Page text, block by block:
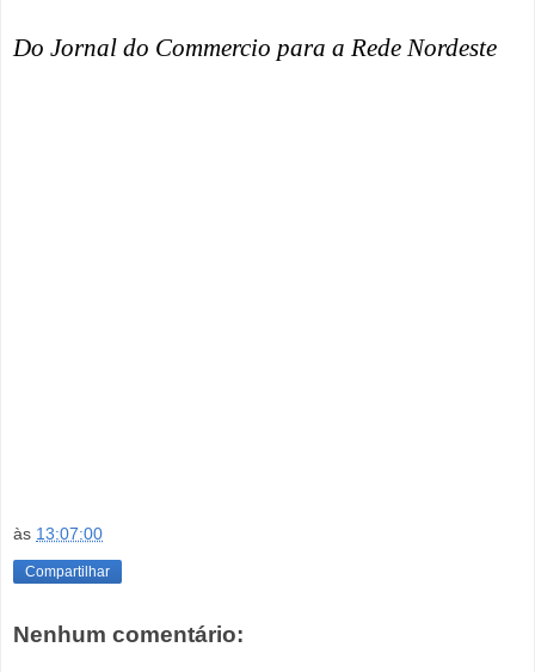
Do Jornal do Commercio para a Rede Nordeste
às 13:07:00
Compartilhar
Nenhum comentário: